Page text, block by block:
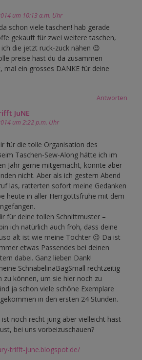
um 10:13 a.m. Uhr
schon viele taschen! hab gerade
gekauft für zwei weitere taschen,
die jetzt ruck-zuck nähen 😉
preise hast du da zusammen
mal ein grosses DANKE für deine
Antworten
JuNE
um 2:22 p.m. Uhr
für die tolle Organisation des
Taschen-Sew-Along hätte ich im
Jahr gerne mitgemacht, konnte aber
nicht. Aber als ich gestern Abend
las, ratterten sofort meine Gedanken
heute in aller Herrgottsfrühe mit dem
für deine tollen Schnittmuster –
ich natürlich auch froh, dass deine
alt ist wie meine Tochter 😉 Da ist
etwas Passendes bei deinen
dabei. Ganz lieben Dank!
SchnabelinaBagSmall rechtzeitig
zu können, um sie hier noch zu
ja schon viele schöne Exemplare
in den ersten 24 Stunden.
ist noch recht jung aber vielleicht hast
bei uns vorbeizuschauen?
trifft-june.blogspot.de/